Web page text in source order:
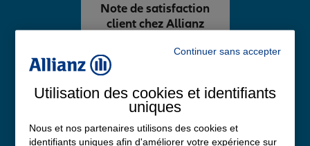
/5
Note de satisfaction
client chez Allianz
Continuer sans accepter
Utilisation des cookies et identifiants
uniques
Nous et nos partenaires utilisons des cookies et
identifiants uniques afin d'améliorer votre expérience sur